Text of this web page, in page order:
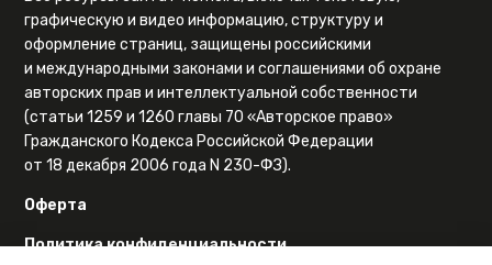
графическую и видео информацию, структуру и
оформление страниц, защищены российскими
и международными законами и соглашениями об охране
авторских прав и интеллектуальной собственности
(статьи 1259 и 1260 главы 70 «Авторское право»
Гражданского Кодекса Российской Федерации
от 18 декабря 2006 года N 230-ФЗ).
Оферта
Политика конфиденциальности